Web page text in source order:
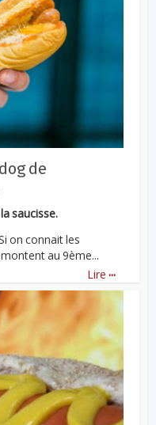
de
saucisse.
on connait les
au 9ème...
Lire ...